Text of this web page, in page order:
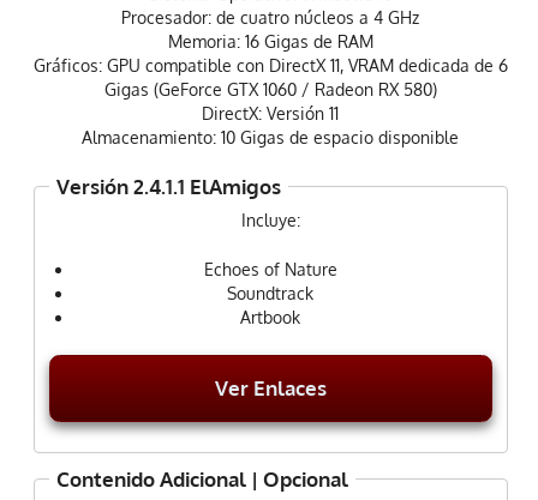
Procesador: de cuatro núcleos a 4 GHz
Memoria: 16 Gigas de RAM
Gráficos: GPU compatible con DirectX 11, VRAM dedicada de 6
Gigas (GeForce GTX 1060 / Radeon RX 580)
DirectX: Versión 11
Almacenamiento: 10 Gigas de espacio disponible
Versión 2.4.1.1 ElAmigos
Incluye:
Echoes of Nature
Soundtrack
Artbook
Ver Enlaces
Contenido Adicional | Opcional